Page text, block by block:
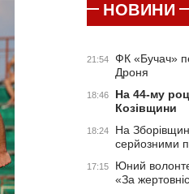
НОВИНИ
21:54
ФК «Бучач»
Дроня
18:46
На 44-му
Козівщини
18:24
На
серйозними
17:15
Юний
«За